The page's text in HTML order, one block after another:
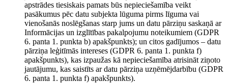
apstrādes tiesiskais pamats būs nepieciešamība veikt
pasākumus pēc datu subjekta lūguma pirms līguma vai
vienošanās noslēgšanas starp jums un datu pārziņu saskaņā ar
Informācijas un izglītības pakalpojumu noteikumiem (GDPR
6. panta 1. punkta b) apakšpunkts); un citos gadījumos – datu
pārziņa leģitīmās intereses (GDPR 6. panta 1. punkta f)
apakšpunkts), kas izpaužas kā nepieciešamība atrisināt ziņoto
jautājumu, kas saistīts ar datu pārziņa uzņēmējdarbību (GDPR
6. panta 1. punkta f) apakšpunkts).